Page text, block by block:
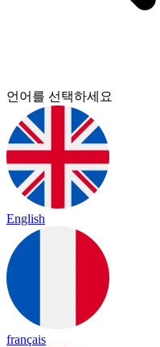
언어를 선택하세요
English
français